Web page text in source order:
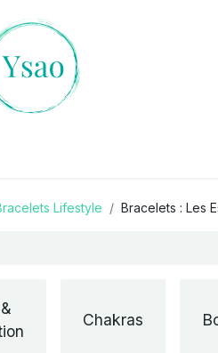
Lifestyle Bracelets : Les
Chakras